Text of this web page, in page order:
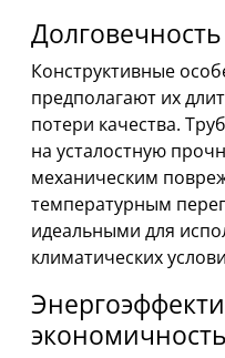
Конструктивные
предполагают их
потери качества.
на усталостную
механическим
температурным
идеальными для
климатических
экономичность